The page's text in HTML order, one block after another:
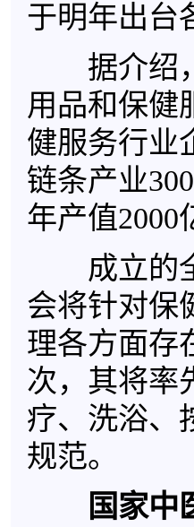
于明年出台
据介绍，
用品和保健
健服务行业
链条产业
年产值2000
成立的全
会将针对保
理各方面存
次，其将率
疗、洗浴、
规范。
国家中